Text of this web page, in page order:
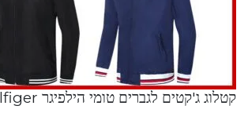
קטלוג ג'קטים לגברים טומי הילפיגר Tommy Hilfiger